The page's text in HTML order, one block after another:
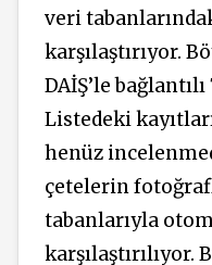
veri
karşılaştırıyor.
DAİŞ’le
Listedeki
henüz
çetelerin
tabanlarıyla
karşılaştırılıyor.